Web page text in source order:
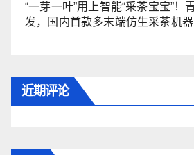
“一芽一叶”用上智能“采茶宝宝”！
发，国内首款多末端仿生采茶机
近期评论